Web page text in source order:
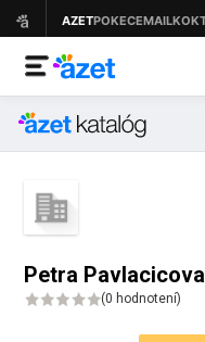
Petra Pavlacicova
(0 hodnotení)